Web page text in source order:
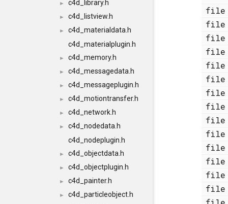
► c4d_library.h
► c4d_listview.h
►
c4d_materialdata.h
c4d_materialplugin.h
► c4d_memory.h
► c4d_messagedata.h
► c4d_messageplugin.h
► c4d_motiontransfer.h
► c4d_network.h
►
c4d_nodedata.h
c4d_nodeplugin.h
► c4d_objectdata.h
► c4d_objectplugin.h
► c4d_painter.h
► c4d_particleobject.h